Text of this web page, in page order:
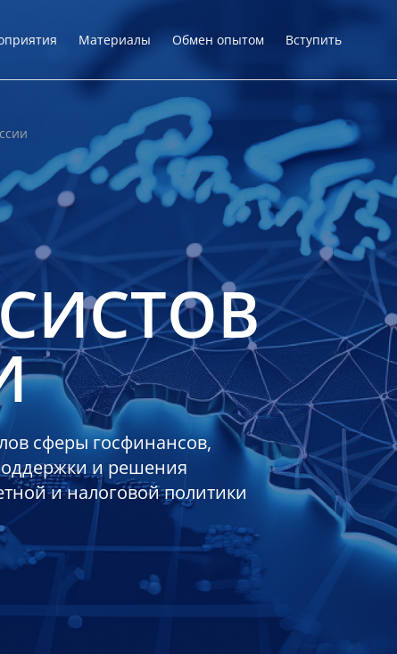
Материалы Обмен опытом Вступить
сферы госфинансов,
и решения
и налоговой политики